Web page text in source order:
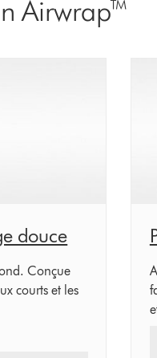
Airwrap™
douce
Conçue
courts et les